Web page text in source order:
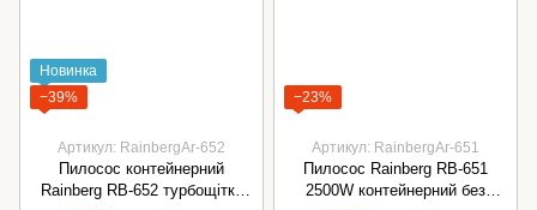
Новинка
−39%
Артикул: RainbergAr-652
Пилосос контейнерний
Rainberg RB-652 турбощітка
−23%
Артикул: RainbergAr-651
Пилосос Rainberg RB-651
2500W контейнерний без